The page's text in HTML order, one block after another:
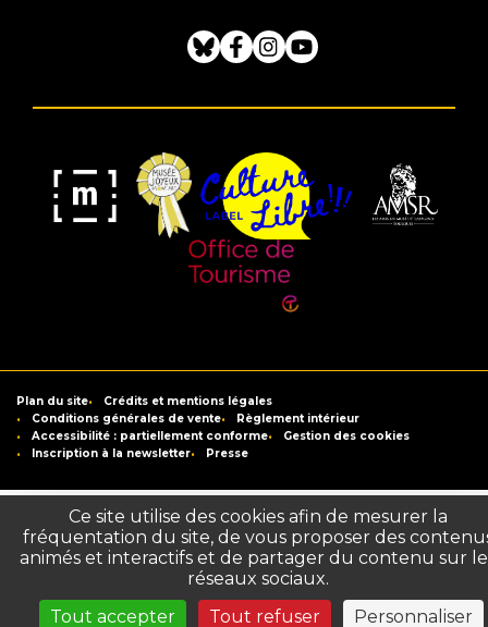
Ce site utilise des cookies afin de mesurer la
fréquentation du site, de vous proposer des
animés et interactifs et de partager du contenu sur
réseaux sociaux.
Tout accepter
Tout refuser Personnaliser
BlueskyFacebook
Instagram
Youtube
Musée
Joyeux
Label
Culture
Tourisme
de
Toulouse
Plan du site
Crédits et mentions légales
Conditions générales de vente
Règlement intérieur
Accessibilité : partiellement conforme
Gestion des cookies
Inscription à la newsletter
Presse